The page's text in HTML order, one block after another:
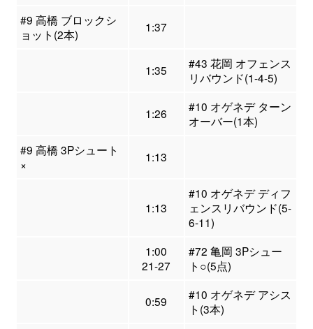
#9 高橋 ブロックシ
ョット(2本)
1:37
1:35
#43 花岡 オフェンス
リバウンド(1-4-5)
1:26
#10 オゲネデ ターン
オーバー(1本)
#9 高橋 3Pシュート
×
1:13
1:13
#10 オゲネデ ディフ
ェンスリバウンド(5-
6-11)
1:00
21-27
#72 亀岡 3Pシュー
ト○(5点)
0:59
#10 オゲネデ アシス
ト(3本)